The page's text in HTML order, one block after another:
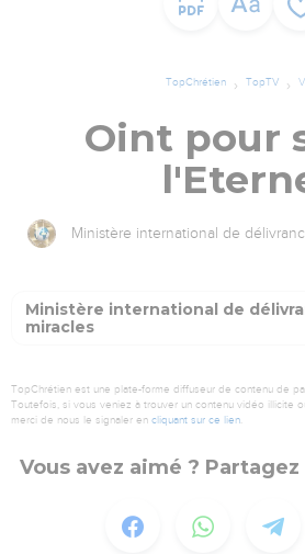
TopChrétien TopTV
Oint pour
Ministère international de
Ministère international de
miracles
TopChrétien est une plate-forme diffuseur de contenu de
Toutefois, si vous veniez à trouver un contenu vidéo illicite
merci de nous le signaler en cliquant sur ce lien.
Vous avez aimé ?